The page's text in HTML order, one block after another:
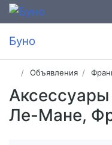
Буно
Объявления
Ле-Мане,